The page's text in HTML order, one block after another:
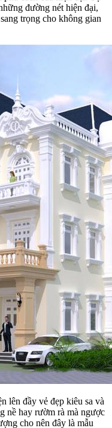
đường nét hiện đại,
trọng cho không gian
lên đầy vẻ đẹp kiêu sa và
nề hay rườm rà mà ngược
cho nên đây là mẫu